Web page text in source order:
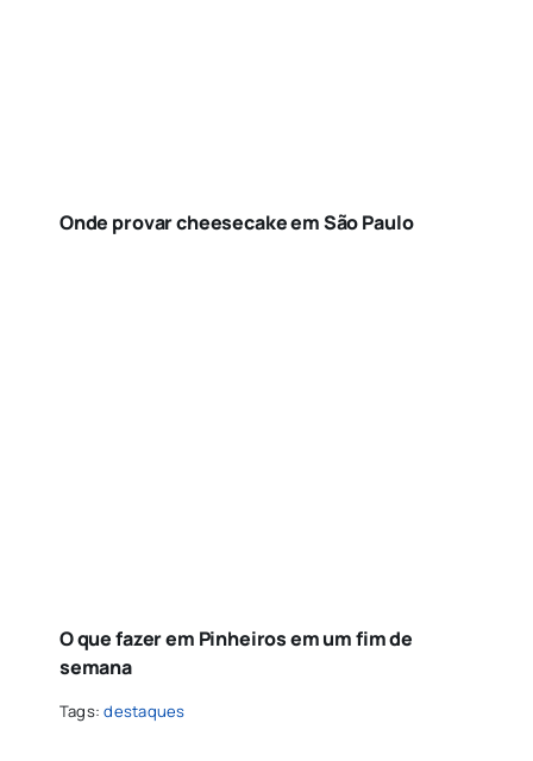
Onde provar cheesecake em São Paulo
O que fazer em Pinheiros em um fim de
semana
Tags:destaques